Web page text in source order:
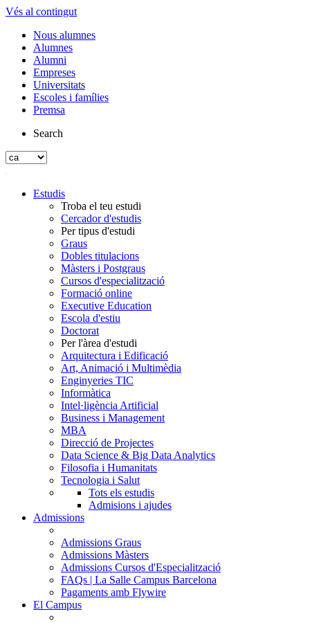
Vés al contingut
Nous alumnes
Alumnes
Alumni
Empreses
Universitats
Escoles i famílies
Premsa
Search
Estudis
Troba el teu estudi
Cercador d'estudis
Per tipus d'estudi
Graus
Dobles titulacions
Màsters i Postgraus
Cursos d'especialització
Formació online
Executive Education
Escola d'estiu
Doctorat
Per l'àrea d'estudi
Arquitectura i Edificació
Art, Animació i Multimèdia
Enginyeries TIC
Informàtica
Intel·ligència Artificial
Business i Management
MBA
Direcció de Projectes
Data Science & Big Data Analytics
Filosofia i Humanitats
Tecnologia i Salut
Tots els estudis
Admisions i ajudes
Admissions
Admissions Graus
Admissions Màsters
Admissions Cursos d'Especialització
FAQs | La Salle Campus Barcelona
Pagaments amb Flywire
El Campus